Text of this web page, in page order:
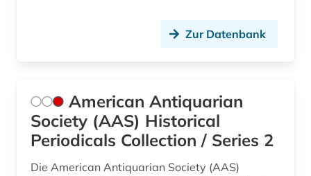
national archives london (2)
naturwissenschaften (2)
niederlande (2)
Zur Datenbank
American Antiquarian
Society (AAS) Historical
Periodicals Collection / Series 2
Die American Antiquarian Society (AAS)